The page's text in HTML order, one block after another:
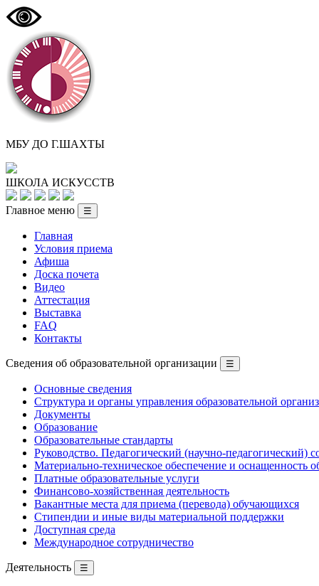
МБУ ДО Г.ШАХТЫ
ШКОЛА ИСКУССТВ
Главное меню ☰
Главная
Условия приема
Афиша
Доска почета
Видео
Аттестация
Выставка
FAQ
Контакты
Сведения об образовательной организации ☰
Основные сведения
Структура и органы управления образовательной
Документы
Образование
Образовательные стандарты
Руководство. Педагогический (научно-педагогический)
Материально-техническое обеспечение и оснащенность
Платные образовательные услуги
Финансово-хозяйственная деятельность
Вакантные места для приема (перевода) обучающихся
Стипендии и иные виды материальной поддержки
Доступная среда
Международное сотрудничество
Деятельность ☰